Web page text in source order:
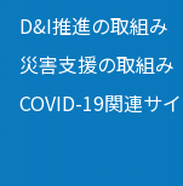
D&I推進の取組み
災害支援の取組み
COVID-19関連サ